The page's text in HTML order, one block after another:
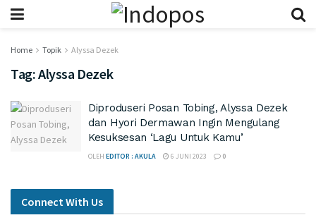
Home Topik Alyssa Dezek
Tag:Alyssa Dezek
Diproduseri Posan Tobing, Alyssa Dezek
dan Hyori Dermawan Ingin Mengulang
Kesuksesan ‘Lagu Untuk Kamu’
OLEH EDITOR : AKULA 6 JUNI 2023 0
Connect With Us